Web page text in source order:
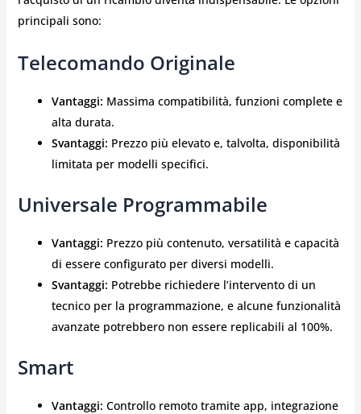
principali sono:
Telecomando Originale
Vantaggi: Massima compatibilità, funzioni complete e
alta durata.
Svantaggi: Prezzo più elevato e, talvolta, disponibilità
limitata per modelli specifici.
Universale Programmabile
Vantaggi: Prezzo più contenuto, versatilità e capacità
di essere configurato per diversi modelli.
Svantaggi: Potrebbe richiedere l’intervento di un
tecnico per la programmazione, e alcune funzionalità
avanzate potrebbero non essere replicabili al 100%.
Smart
Vantaggi: Controllo remoto tramite app, integrazione